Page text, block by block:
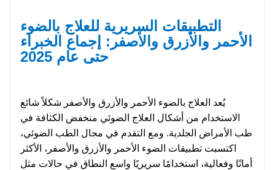
التطبيقات السريرية للعلاج بالضوء
الأحمر والأزرق والأصفر: إجماع الخبراء
حتى عام 2025
يُعد العلاج بالضوء الأحمر والأزرق والأصفر شكلاً شائع
الاستخدام من أشكال العلاج الضوئي منخفض الكثافة في
طب الأمراض الجلدية. ومع التقدم في مجال الطب الضوئي،
اكتسبت تطبيقات الضوء الأحمر والأزرق والأصفر، الأكثر
أمانًا وفعالية، استخدامًا سريريًا واسع النطاق في حالات مثل